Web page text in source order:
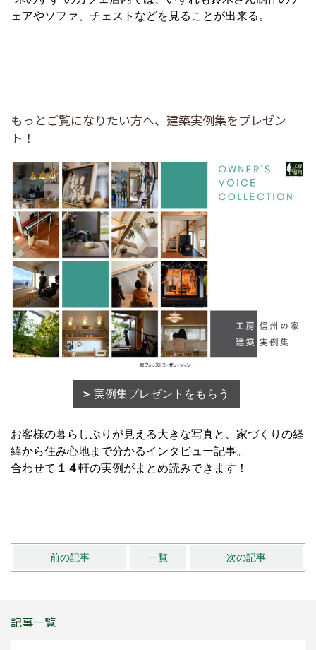
ェアやソファ、チェストなどを見ることが出来る。
もっとご覧になりたい方へ、建築実例集をプレゼン
ト！
実例集プレゼントをもらう
お客様の暮らしぶりが見える大きな写真と、家づくりの経
緯から住み心地まで分かるインタビュー記事。
合わせて １４軒の実例がまとめ読みできます！
前の記事 一覧 次の記事
記事一覧